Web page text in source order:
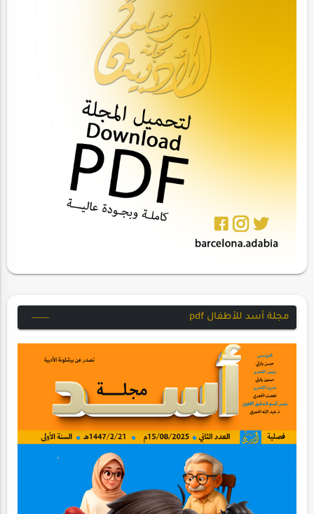
مجلة أسد للأطفال pdf